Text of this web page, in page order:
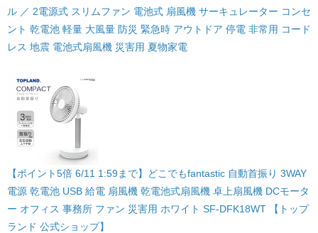
ル ／ 2電源式 スリムファン 電池式 扇風機 サーキュレーター コンセ
ント 乾電池 軽量 大風量 防災 緊急時 アウトドア 停電 非常用 コード
レス 地震 電池式扇風機 災害用 夏物家電
【ポイント5倍 6/11 1:59まで】どこでもfantastic 自動首振り 3WAY
電源 乾電池 USB 給電 扇風機 乾電池式扇風機 卓上扇風機 DCモータ
ー オフィス 事務所 ファン 災害用 ホワイト SF-DFK18WT 【トップ
ランド 公式ショップ】